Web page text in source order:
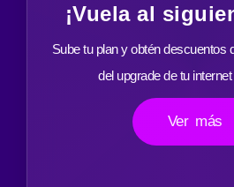
¡Vuela al
Sube tu plan y obtén descuentos
del upgrade de tu
Ver más